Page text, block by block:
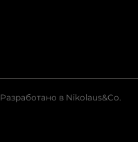
Разработано в Nikolaus&Co.